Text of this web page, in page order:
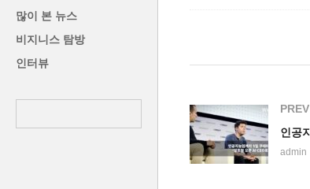
많이 본 뉴스
비지니스 탐방
인터뷰
PREV
admin